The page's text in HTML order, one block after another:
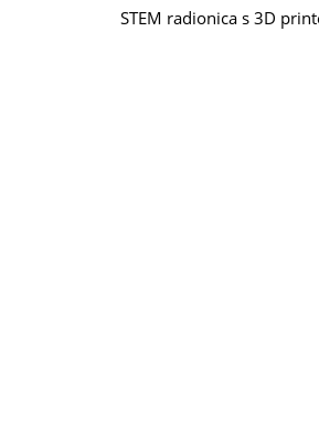
STEM radionica s 3D